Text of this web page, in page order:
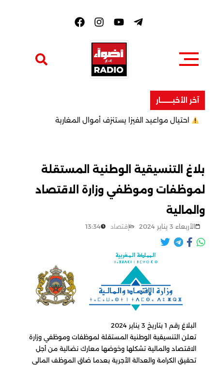
e
b
k
آخر الأخبــــــــار
احتيال مواعيد الفيزا يستنزف أموال المغاربة
بلاغ التنسيقية الوطنية المستقلة
لموظفات وموظفي وزارة الاقتصاد
والمالية
الأربعاء 3 يناير 2024 إقتصاد 13:34
البلاغ رقم 1 بتاريخ 3 يناير 2024
تعلن التنسيقية الوطنية المستقلة لموظفات وموظفي وزارة
الاقتصاد والمالية تشكلها وخوضها معارك نضالية من أجل
تحقيق الكرامة والعدالة الأجرية بعدما ضاق الموظف المالي